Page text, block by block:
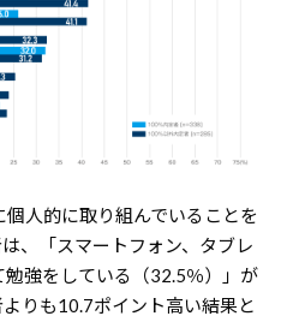
人的に取り組んでいることを
、「スマートフォン、タブレ
強をしている（32.5％）」が
りも10.7ポイント高い結果と